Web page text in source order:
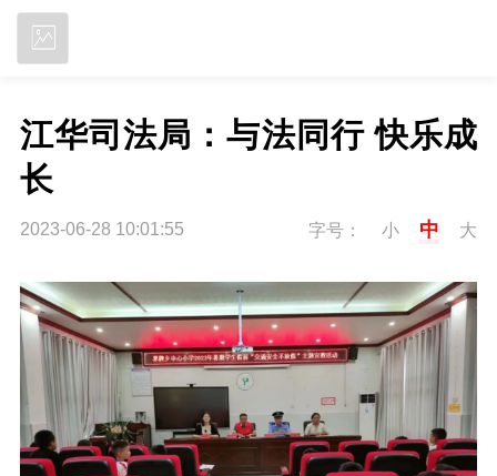
江华司法局：与法同行 快乐成
长
2023-06-28 10:01:55 字号： 小 中 大